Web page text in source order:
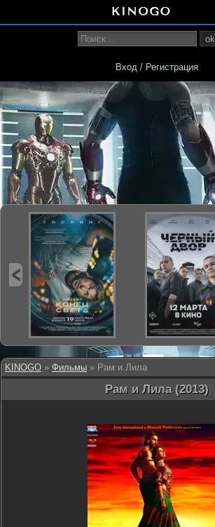
KINOGO » Фильмы » Рам и Лила
Рам и Лила (2013)
ok
Вход / Регистрация